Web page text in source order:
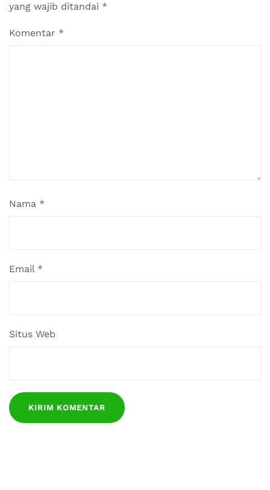
yang wajib ditandai *
Komentar *
Nama *
Email *
Situs Web